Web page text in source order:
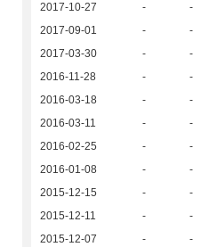
2017-10-27
- -
2017-09-01
- -
2017-03-30
- -
2016-11-28
- -
2016-03-18
- -
2016-03-11
- -
2016-02-25
- -
2016-01-08
- -
2015-12-15
- -
2015-12-11
- -
2015-12-07
- -